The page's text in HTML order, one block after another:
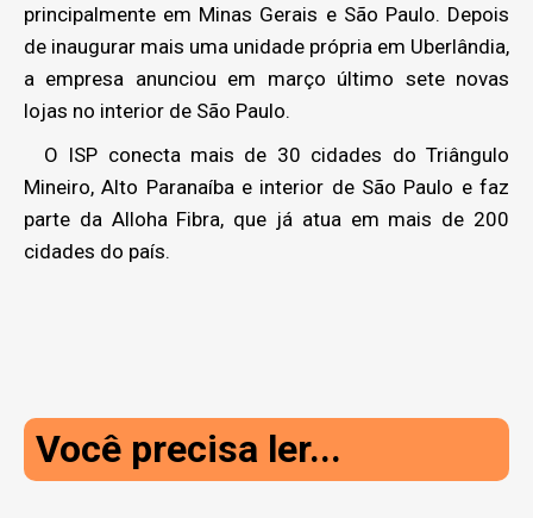
principalmente em Minas Gerais e São Paulo. Depois
de inaugurar mais uma unidade própria em Uberlândia,
a empresa anunciou em março último sete novas
lojas no interior de São Paulo.
O ISP conecta mais de 30 cidades do Triângulo
Mineiro, Alto Paranaíba e interior de São Paulo e faz
parte da Alloha Fibra, que já atua em mais de 200
cidades do país.
Você precisa ler...